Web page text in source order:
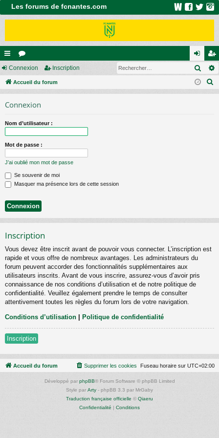
Les forums de fcnantes.com
ac
co
s
or
u
on
ne
ns
cri
Connexion Inscription
Accueil du forum
Connexion
Nom d’utilisateur :
Mot de passe :
J’ai oublié mon mot de passe
Se souvenir de moi
Masquer ma présence lors de cette session
Inscription
Vous devez être inscrit avant de pouvoir vous connecter. L’inscription est
rapide et vous offre de nombreux avantages. Les administrateurs du
forum peuvent accorder des fonctionnalités supplémentaires aux
utilisateurs inscrits. Avant de vous inscrire, assurez-vous d’avoir pris
connaissance de nos conditions d’utilisation et de notre politique de
confidentialité. Veuillez également prendre le temps de consulter
attentivement toutes les règles du forum lors de votre navigation.
Conditions d’utilisation Politique de confidentialité
Inscription
Accueil du forum Fuseau horaire sur UTC+02:00
Supprimer les cookies
Développé par phpBB® Forum Software © phpBB Limited
Style par Arty - phpBB 3.3 par MrGaby
Traduction française officielle © Qiaeru
Confidentialité | Conditions